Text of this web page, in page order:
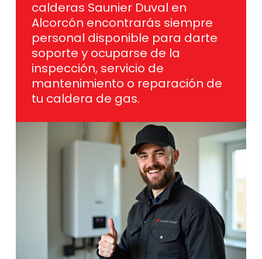
calderas Saunier Duval en
Alcorcón encontrarás siempre
personal disponible para darte
soporte y ocuparse de la
inspección, servicio de
mantenimiento o reparación de
tu caldera de gas.